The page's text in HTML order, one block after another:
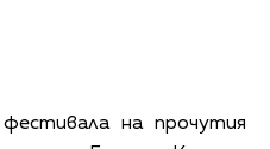
на прочутия